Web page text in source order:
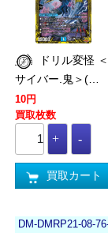
サイバー.鬼＞(…
10円
買取枚数
買取カート
DM-DMRP21-08-